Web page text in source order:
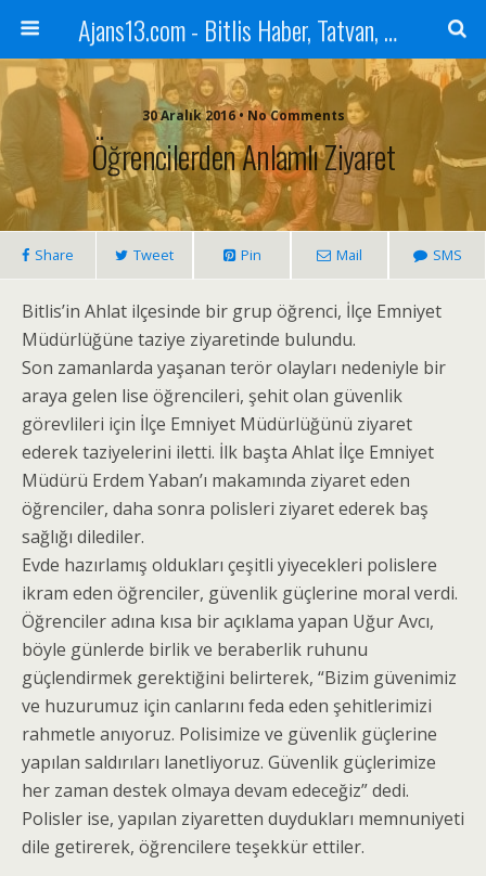
Ajans13.com - Bitlis Haber, Tatvan, Ahlat, Adilcevaz, Mutki, Hizan, Güroymak, Gazete, Ajans, 13, Haber
30 Aralık 2016 • No Comments
Öğrencilerden Anlamlı Ziyaret
Share Tweet Pin Mail SMS
Bitlis’in Ahlat ilçesinde bir grup öğrenci, İlçe Emniyet
Müdürlüğüne taziye ziyaretinde bulundu.
Son zamanlarda yaşanan terör olayları nedeniyle bir
araya gelen lise öğrencileri, şehit olan güvenlik
görevlileri için İlçe Emniyet Müdürlüğünü ziyaret
ederek taziyelerini iletti. İlk başta Ahlat İlçe Emniyet
Müdürü Erdem Yaban’ı makamında ziyaret eden
öğrenciler, daha sonra polisleri ziyaret ederek baş
sağlığı dilediler.
Evde hazırlamış oldukları çeşitli yiyecekleri polislere
ikram eden öğrenciler, güvenlik güçlerine moral verdi.
Öğrenciler adına kısa bir açıklama yapan Uğur Avcı,
böyle günlerde birlik ve beraberlik ruhunu
güçlendirmek gerektiğini belirterek, “Bizim güvenimiz
ve huzurumuz için canlarını feda eden şehitlerimizi
rahmetle anıyoruz. Polisimize ve güvenlik güçlerine
yapılan saldırıları lanetliyoruz. Güvenlik güçlerimize
her zaman destek olmaya devam edeceğiz” dedi.
Polisler ise, yapılan ziyaretten duydukları memnuniyeti
dile getirerek, öğrencilere teşekkür ettiler.